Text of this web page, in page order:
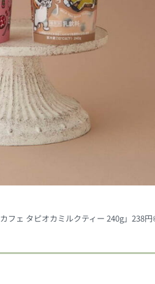
フェ タピオカミルクティー 240g」238円